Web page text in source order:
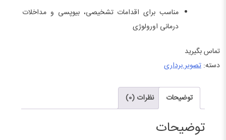
مناسب برای اقدامات تشخیصی، بیوپسی و مداخلات
درمانی اورولوژی
تماس بگیرید
دسته: تصویر برداری
توضیحات نظرات (0)
توضیحات